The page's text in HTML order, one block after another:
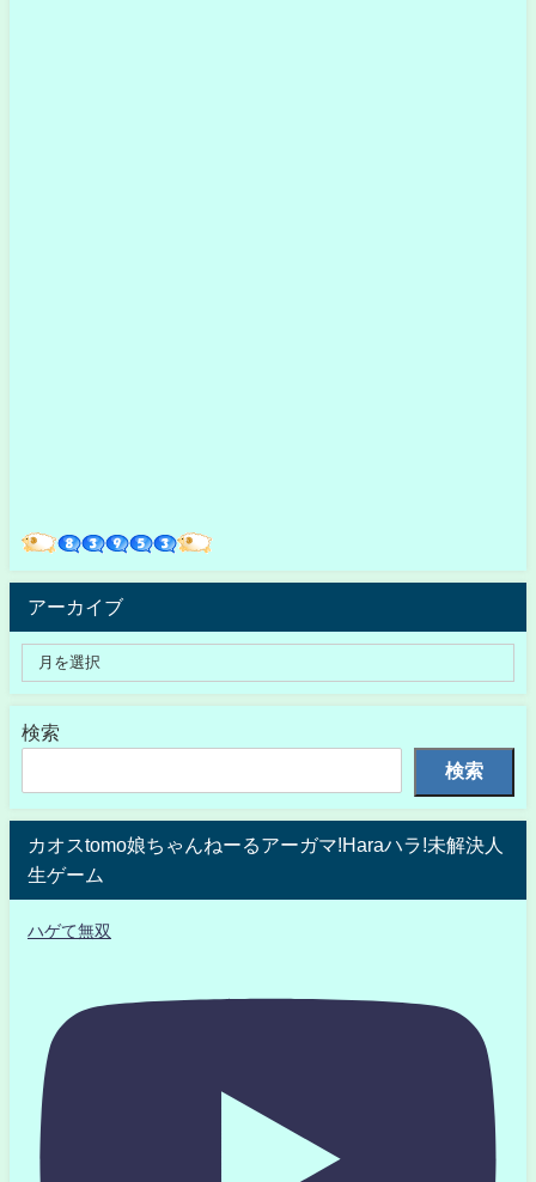
アーカイブ
検索
検索
カオスtomo娘ちゃんねーるアーガマ!Haraハラ!未解決人
生ゲーム
ハゲて無双